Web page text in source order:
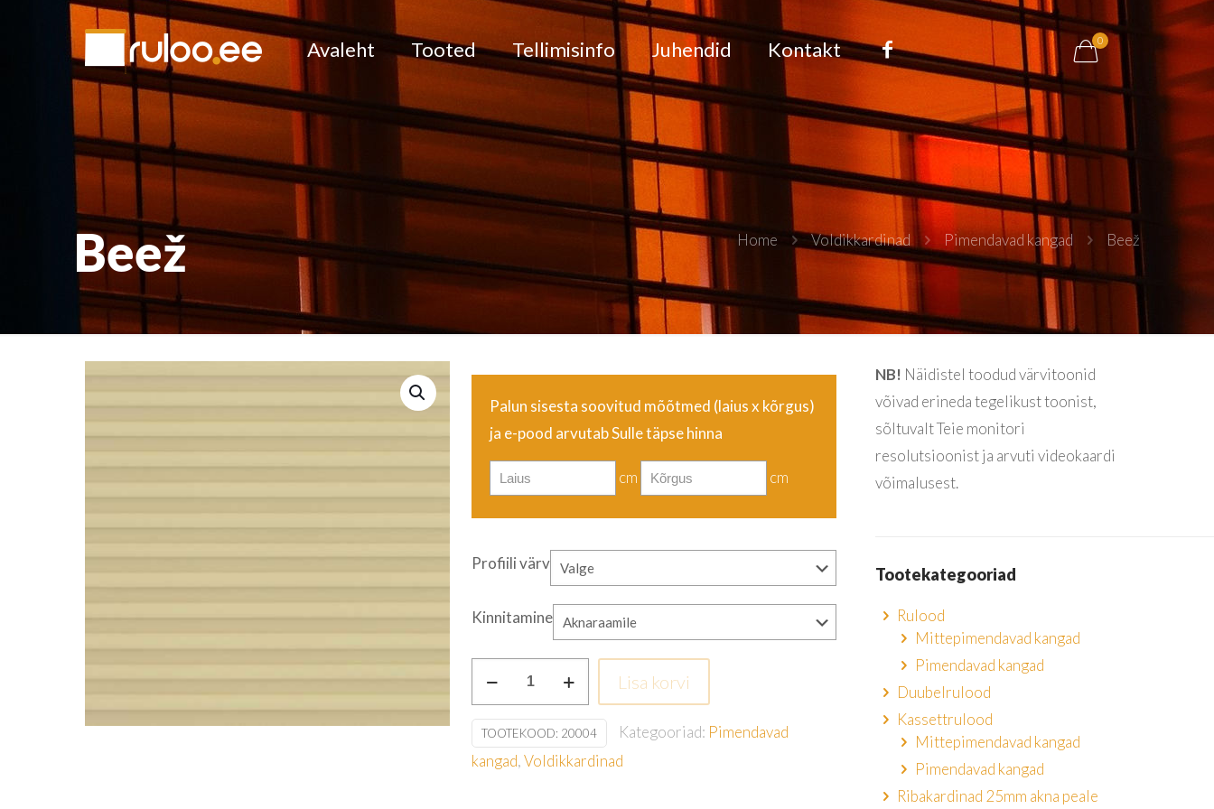
Avaleht Tooted Tellimisinfo Juhendid Kontakt 0
Beež Home Voldikkardinad Pimendavad kangad Beež
Palun sisesta soovitud mõõtmed (laiusx kõrgus)
ja e-pood arvutab Sulle täpse hinna
cm cm
Profiili värv
Kinnitamine
Lisa korvi
TOOTEKOOD: 20004 Kategooriad: Pimendavad
kangad,Voldikkardinad
NB! Näidistel toodud värvitoonid
võivad erineda tegelikust toonist,
sõltuvalt Teie monitori
resolutsioonist ja arvuti videokaardi
võimalusest.
Tootekategooriad
Rulood
Mittepimendavad kangad
Pimendavad kangad
Duubelrulood
Kassettrulood
Mittepimendavad kangad
Pimendavad kangad
Ribakardinad 25mm akna peale